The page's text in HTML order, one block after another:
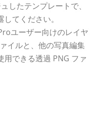
したテンプレートで、
てください。
ユーザー向けのレイヤ
イルと、他の写真編集
できる透過 PNG ファ